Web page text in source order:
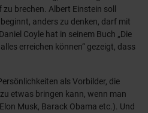
brechen. Albert Einstein soll
anders zu denken, darf mit
Coyle hat in seinem Buch „Die
erreichen können“ gezeigt, dass
als Vorbilder, die
etwas bringen kann, wenn man
Musk, Barack Obama etc.). Und